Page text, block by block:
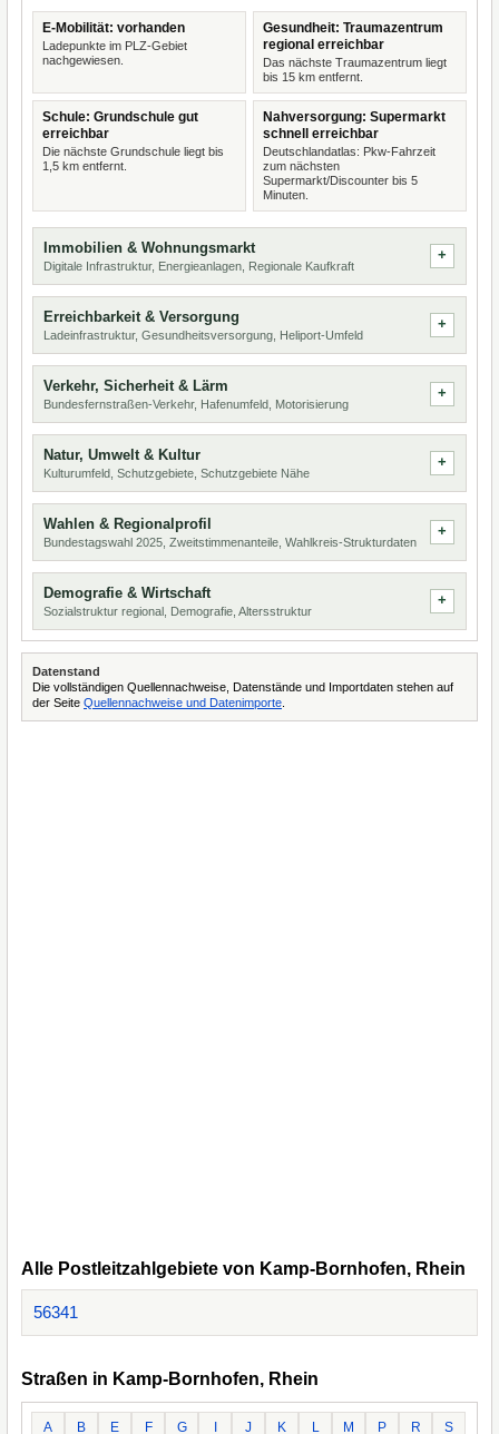
E-Mobilität: vorhanden
Ladepunkte im PLZ-Gebiet
nachgewiesen.
Gesundheit: Traumazentrum
regional erreichbar
Das nächste Traumazentrum liegt
bis 15 km entfernt.
Schule: Grundschule gut
erreichbar
Die nächste Grundschule liegt bis
1,5 km entfernt.
Nahversorgung: Supermarkt
schnell erreichbar
Deutschlandatlas: Pkw-Fahrzeit
zum nächsten
Supermarkt/Discounter bis 5
Minuten.
Immobilien & Wohnungsmarkt
Digitale Infrastruktur, Energieanlagen, Regionale Kaufkraft
Erreichbarkeit & Versorgung
Ladeinfrastruktur, Gesundheitsversorgung, Heliport-Umfeld
Verkehr, Sicherheit & Lärm
Bundesfernstraßen-Verkehr, Hafenumfeld, Motorisierung
Natur, Umwelt & Kultur
Kulturumfeld, Schutzgebiete, Schutzgebiete Nähe
Wahlen & Regionalprofil
Bundestagswahl 2025, Zweitstimmenanteile, Wahlkreis-Strukturdaten
Demografie & Wirtschaft
Sozialstruktur regional, Demografie, Altersstruktur
Datenstand
Die vollständigen Quellennachweise, Datenstände und Importdaten stehen auf
der Seite Quellennachweise und Datenimporte
Alle Postleitzahlgebiete von Kamp-Bornhofen, Rhein
56341
Straßen in Kamp-Bornhofen, Rhein
A B E F G J K L M P R
S